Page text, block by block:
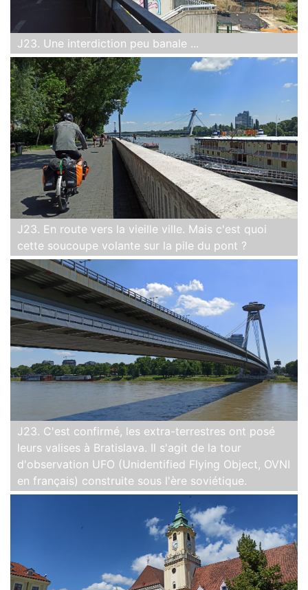
J23. Une interdiction peu banale ...
J23. En route vers la vieille ville. Mais c'est quoi
cette soucoupe volante sur la pile du pont ?
J23. C'est confirmé, les extra-terrestres ont posé
leurs valises à Bratislava. Il s'agit de la tour
d'observation UFO (Unidentified Flying Object, OVNI
en français) construite sous l'ère soviétique.